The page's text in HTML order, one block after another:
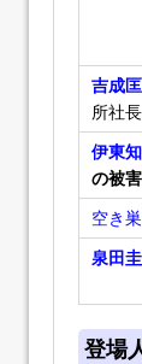
吉成
所社長
伊東
の被
空き
泉田
登場